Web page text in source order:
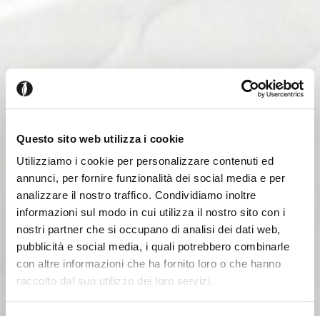
Questo sito web utilizza i cookie
Utilizziamo i cookie per personalizzare contenuti ed
annunci, per fornire funzionalità dei social media e per
analizzare il nostro traffico. Condividiamo inoltre
informazioni sul modo in cui utilizza il nostro sito con i
nostri partner che si occupano di analisi dei dati web,
pubblicità e social media, i quali potrebbero combinarle
con altre informazioni che ha fornito loro o che hanno
raccolto dal suo utilizzo dei loro servizi.
Parece que estás navegando Cerrar